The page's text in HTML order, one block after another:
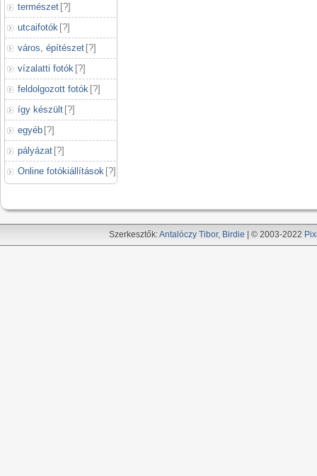
természet [?]
utcaifotók [?]
város, építészet [?]
vízalatti fotók [?]
feldolgozott fotók [?]
így készült [?]
egyéb [?]
pályázat [?]
Online fotókiállítások [?]
Szerkesztők:Antalóczy Tibor, Birdie | © 2003-2022